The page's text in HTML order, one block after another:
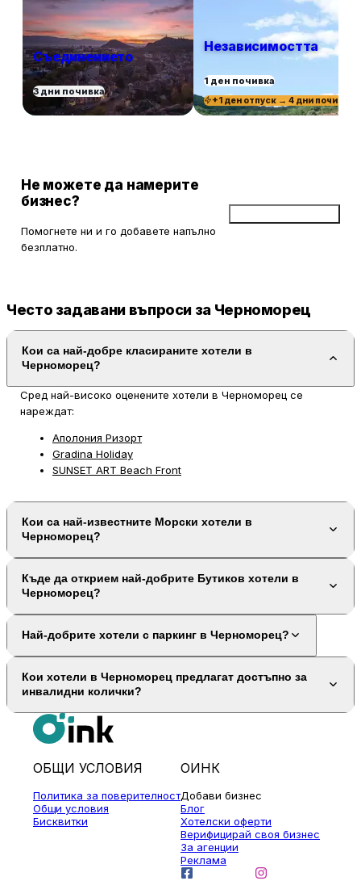
Съединението
3 дни почивка
Независимостта
1 ден почивка
+1 ден отпуск → 4 дни почивка
Не можете да намерите
бизнес?
Помогнете ни и го добавете напълно
безплатно.
Често задавани въпроси за Черноморец
Кои са най-добре класираните хотели в
Черноморец?
Сред най-високо оценените хотели в Черноморец се
нареждат:
Аполония Ризорт
Gradina Holiday
SUNSET ART Beach Front
Кои са най-известните Морски хотели в
Черноморец?
Къде да открием най-добрите Бутиков хотели в
Черноморец?
Най-добрите хотели с паркинг в Черноморец?
Кои хотели в Черноморец предлагат достъпно за
инвалидни колички?
ОБЩИ УСЛОВИЯ
Политика за поверителност
Общи условия
Бисквитки
ОИНК
Добави бизнес
Блог
Хотелски оферти
Верифицирай своя бизнес
За агенции
Реклама